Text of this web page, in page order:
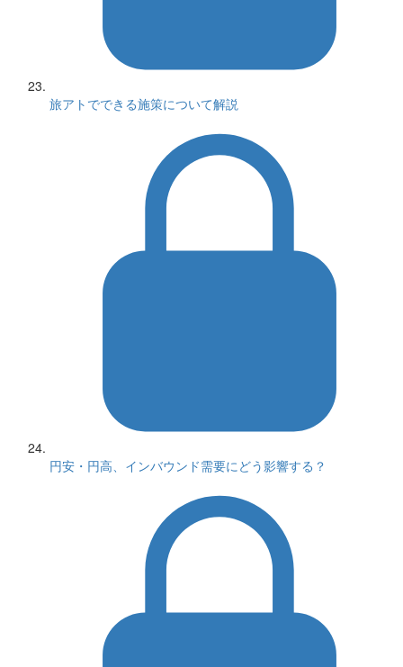
旅アトでできる施策について解説
円安・円高、インバウンド需要にどう影響する？